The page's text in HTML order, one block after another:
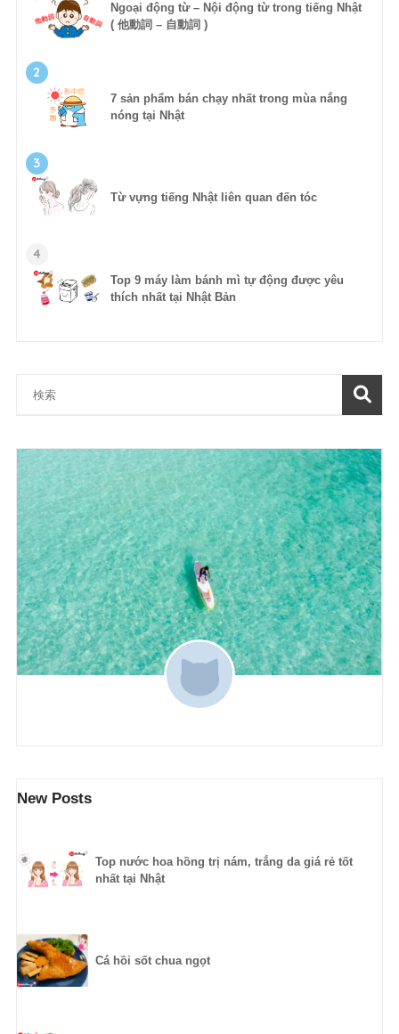
Ngoại động từ – Nội động từ trong tiếng Nhật
( 他動詞 – 自動詞 )
2
7 sản phẩm bán chạy nhất trong mùa nắng
nóng tại Nhật
3
Từ vựng tiếng Nhật liên quan đến tóc
4
Top 9 máy làm bánh mì tự động được yêu
thích nhất tại Nhật Bản
New Posts
Top nước hoa hồng trị nám, trắng da giá rẻ tốt
nhất tại Nhật
Cá hồi sốt chua ngọt